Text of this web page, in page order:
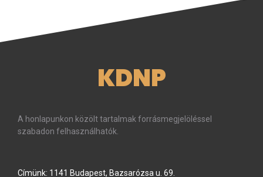
KDNP
A honlapunkon közölt tartalmak forrásmegjelöléssel
szabadon felhasználhatók.
Címünk: 1141 Budapest, Bazsarózsa u. 69.